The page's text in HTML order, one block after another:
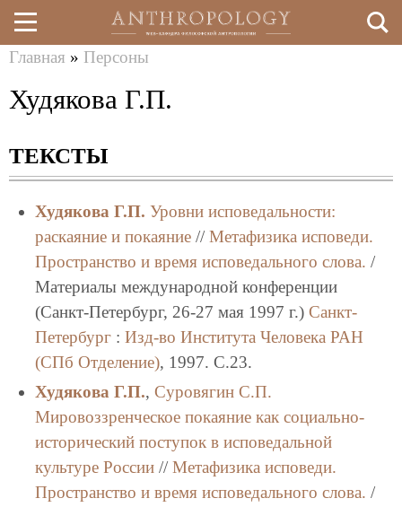
Перейти
к
содержанию
здесь
Главная » Персоны
Худякова Г.П.
ТЕКСТЫ
Худякова Г.П. Уровни исповедальности:
раскаяние и покаяние// Метафизика исповеди.
Пространство и время исповедального слова. /
Материалы международной конференции
(Санкт-Петербург, 26-27 мая 1997 г.) Санкт-
Петербург: Изд-во Института Человека РАН
(СПб Отделение), 1997. C.23.
Худякова Г.П., Суровягин С.П.
Мировоззренческое покаяние как социально-
исторический поступок в исповедальной
культуре России// Метафизика исповеди.
Пространство и время исповедального слова. /